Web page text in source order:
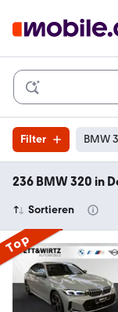
Filter BMW
236 BMW 320 in
Sortieren
Top